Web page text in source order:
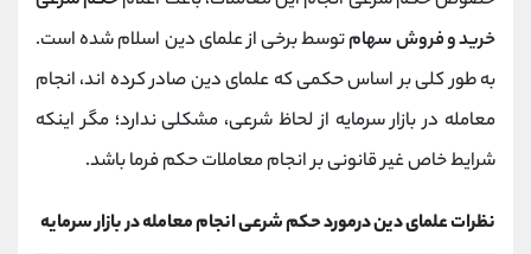
خرید و فروش سهامتوسط برخی از علمای دین اسلام شده است.
به طور کلی بر اساس حکمی که علمای دین صادر کرده اند، انجام
معامله در بازار سرمایه از لحاظ شرعی، مشکلی ندارد؛ مگر اینکه
شرایط خاص غیر قانونی بر انجام معاملات حکم فرما باشد.
نظرات علمای دین درمورد حکم شرعی انجام معامله در بازار سرمایه